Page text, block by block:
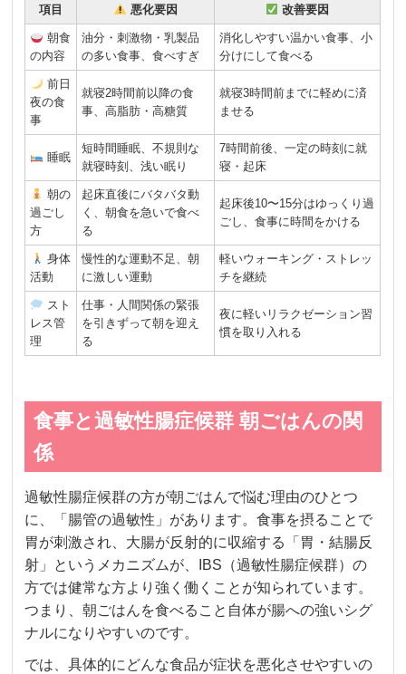
項目 悪化要因 改善要因
朝食
の内容
油分・刺激物・乳製品
の多い食事、食べすぎ
消化しやすい温かい食事、小
分けにして食べる
前日
夜の食
事
就寝2時間前以降の食
事、高脂肪・高糖質
就寝3時間前までに軽めに済
ませる
睡眠
短時間睡眠、不規則な
就寝時刻、浅い眠り
7時間前後、一定の時刻に就
寝・起床
朝の
過ごし
方
起床直後にバタバタ動
く、朝食を急いで食べ
る
起床後10〜15分はゆっくり過
ごし、食事に時間をかける
身体
活動
慢性的な運動不足、朝
に激しい運動
軽いウォーキング・ストレッ
チを継続
スト
レス管
理
仕事・人間関係の緊張
を引きずって朝を迎え
る
夜に軽いリラクゼーション習
慣を取り入れる
食事と過敏性腸症候群 朝ごはんの関
係
過敏性腸症候群の方が朝ごはんで悩む理由のひとつ
に、「腸管の過敏性」があります。食事を摂ることで
胃が刺激され、大腸が反射的に収縮する「胃・結腸反
射」というメカニズムが、IBS（過敏性腸症候群）の
方では健常な方より強く働くことが知られています。
つまり、朝ごはんを食べること自体が腸への強いシグ
ナルになりやすいのです。
では、具体的にどんな食品が症状を悪化させやすいの